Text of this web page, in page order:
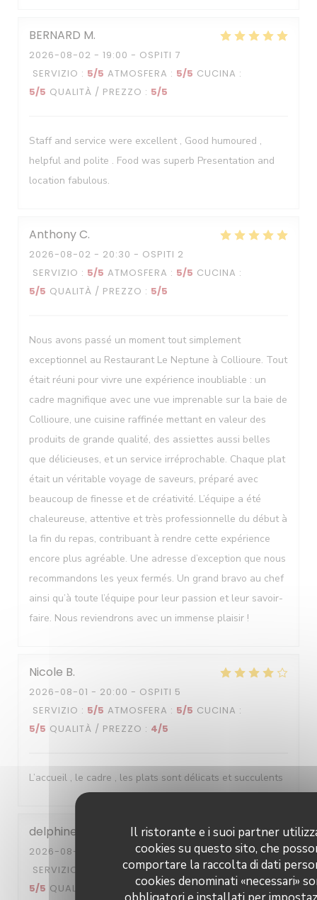
Il ristorante e i suoi partner
cookies su questo sito, che
comportare la raccolta di dati
cookies denominati «necessari»
BERNARD M
2026-08-02 - 19:00 - OSPITI 7
SERVIZIO : 5/5 ATMOSFERA : 5/5 CUCINA :
5/5 QUALITÀ / PREZZO : 5/5
Staff and service were excellent , Good humoured ,
helpful and polite . Food was superb Presentation and
location fabulous.
AnthonyC
2026-08-02 - 20:30 - OSPITI 2
SERVIZIO : 5/5 ATMOSFERA : 5/5 CUCINA :
5/5 QUALITÀ / PREZZO : 5/5
Nous avons passé un moment tout simplement
exceptionnel au Restaurant Le Neptune à Collioure. Tout
était réuni pour vivre une expérience inoubliable : un
cadre magnifique avec une vue imprenable sur la baie de
Collioure, une cuisine raffinée mettant en valeur des
produits de grande qualité, des assiettes aussi belles
que délicieuses, et un service irréprochable. Chaque plat
était un véritable voyage de saveurs, préparé avec
beaucoup de finesse et de créativité. L’équipe a été
chaleureuse, attentive et très professionnelle du début à
la fin du repas, contribuant à rendre cette expérience
encore plus agréable. Une adresse d’exception que nous
recommandons les yeux fermés. Un grand bravo au chef
ainsi qu’à toute l’équipe pour leur passion et leur savoir-
faire. Nous reviendrons avec un immense plaisir !
Nicole B
2026-08-01 - 20:00 - OSPITI 5
SERVIZIO : 5/5 ATMOSFERA : 5/5 CUCINA :
5/5 QUALITÀ / PREZZO : 4/5
L’accueil , le cadre , les plats sont délicats et succulents
delphine
2026-08-01
- 19:00 - OSPITI 2
SERVIZIO
ATMOSFERA: 4/5 CUCINA:
5/5 QUALITÀ / PREZZO: 4/5
Le Neptune